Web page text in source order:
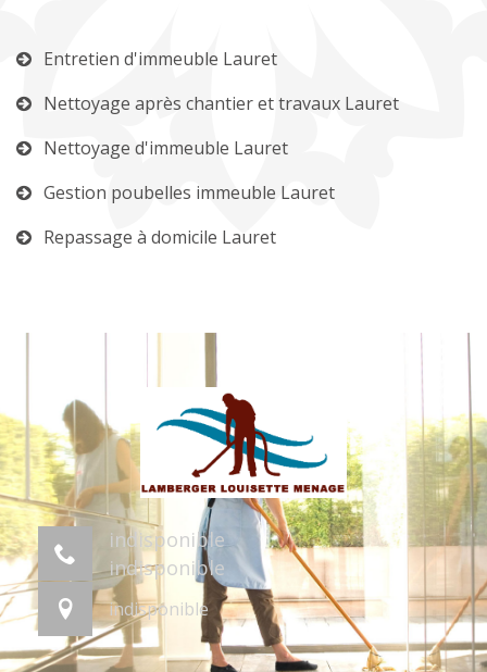
Entretien d'immeuble Lauret
Nettoyage après chantier et travaux Lauret
Nettoyage d'immeuble Lauret
Gestion poubelles immeuble Lauret
Repassage à domicile Lauret
indisponible
indisponible
indisponible